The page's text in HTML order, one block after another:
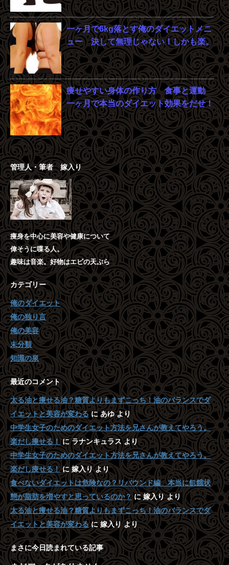
一ヶ月で6kg落とす俺のダイエットメニ
ュー 決して無理じゃない！しかも楽。
痩せやすい身体の作り方 食事と運動
一ヶ月で本当のダイエット効果をだせ！
管理人・筆者 嫁入り
痩身を中心に美容や健康について
偉そうに喋る人。
趣味は音楽。好物はエビの天ぷら
カテゴリー
俺のダイエット
俺の独り言
俺の美容
未分類
知識の泉
最近のコメント
太る油と痩せる油？糖質よりもまずこっち！油のバランスでダ
イエットと美容が変わるにあゆより
中学生女子のためのダイエット方法を兄さんが教えてやろう。
楽だし痩せる！にラナンキュラスより
中学生女子のためのダイエット方法を兄さんが教えてやろう。
楽だし痩せる！に嫁入りより
食べないダイエットは危険なの？リバウンド編 本当に飢餓状
態が脂肪を増やすと思っているのか？ に嫁入りより
太る油と痩せる油？糖質よりもまずこっち！油のバランスでダ
イエットと美容が変わるに嫁入りより
まさに今日読まれている記事